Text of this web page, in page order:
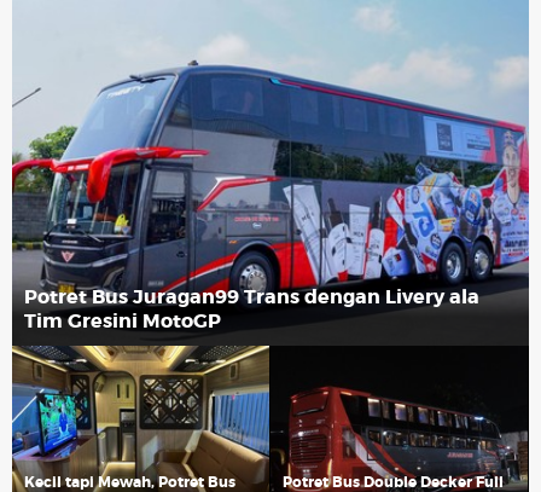
Potret Bus Juragan99 Trans dengan Livery ala
Tim Gresini MotoGP
Kecil tapi Mewah, Potret Bus
Potret Bus Double Decker Full